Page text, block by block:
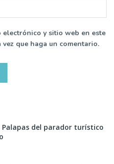
electrónico y sitio web en este
que haga un comentario.
Palapas del parador turístico